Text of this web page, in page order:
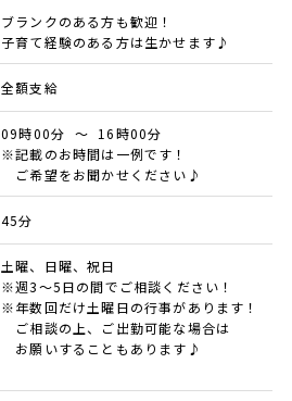
ブランクのある方も歓迎！
子育て経験のある方は生かせます♪
全額支給
09時00分 ～ 16時00分
※記載のお時間は一例です！
ご希望をお聞かせください♪
45分
土曜、日曜、祝日
※週3～5日の間でご相談ください！
※年数回だけ土曜日の行事があります！
ご相談の上、ご出勤可能な場合は
お願いすることもあります♪